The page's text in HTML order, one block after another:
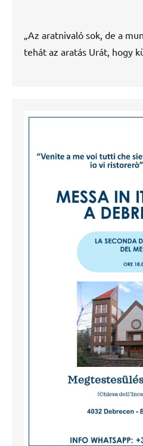
„Az aratnivaló sok, de a
tehát az aratás Urát, hogy